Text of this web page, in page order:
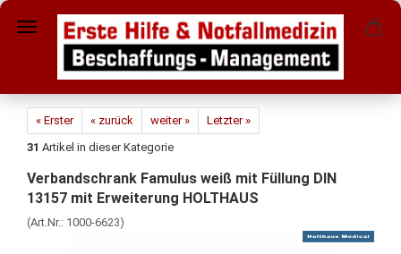
« Erster « zurück weiter »
Letzter »
31 Artikel in dieser Kategorie
Verbandschrank Famulus weiß mit Füllung DIN
13157 mit Erweiterung HOLTHAUS
(Art.Nr.: 1000-6623)